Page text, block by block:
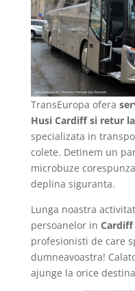
TransEuropa ofera
Husi Cardiff si retur
specializata in
colete. Detinem un
microbuze
deplina siguranta.
Lunga noastra
persoanelor in Cardiff
profesionisti de care
dumneavoastra!
ajunge la orice